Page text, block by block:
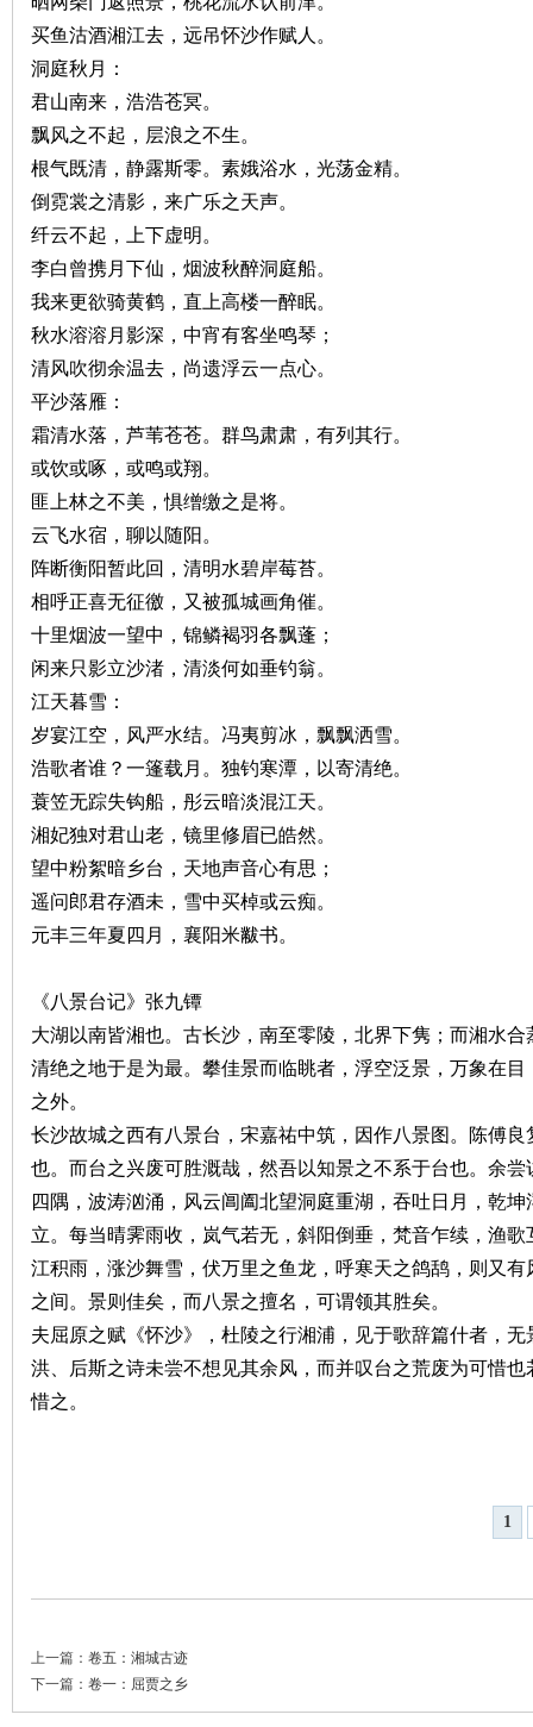
买鱼沽酒湘江去，远吊怀沙作赋人。
洞庭秋月：
君山南来，浩浩苍冥。
飘风之不起，层浪之不生。
根气既清，静露斯零。素娥浴水，光荡金精。
倒霓裳之清影，来广乐之天声。
纤云不起，上下虚明。
李白曾携月下仙，烟波秋醉洞庭船。
我来更欲骑黄鹤，直上高楼一醉眠。
秋水溶溶月影深，中宵有客坐鸣琴；
清风吹彻余温去，尚遗浮云一点心。
平沙落雁：
霜清水落，芦苇苍苍。群鸟肃肃，有列其行。
或饮或啄，或鸣或翔。
匪上林之不美，惧缯缴之是将。
云飞水宿，聊以随阳。
阵断衡阳暂此回，清明水碧岸莓苔。
相呼正喜无征徼，又被孤城画角催。
十里烟波一望中，锦鳞褐羽各飘蓬；
闲来只影立沙渚，清淡何如垂钓翁。
江天暮雪：
岁宴江空，风严水结。冯夷剪冰，飘飘洒雪。
浩歌者谁？一篷载月。独钓寒潭，以寄清绝。
蓑笠无踪失钩船，彤云暗淡混江天。
湘妃独对君山老，镜里修眉已皓然。
望中粉絮暗乡台，天地声音心有思；
遥问郎君存酒未，雪中买棹或云痴。
元丰三年夏四月，襄阳米黻书。
《八景台记》张九镡
大湖以南皆湘也。古长沙，南至零陵，北界下隽；而湘水
清绝之地于是为最。攀佳景而临眺者，浮空泛景，万象在
之外。
长沙故城之西有八景台，宋嘉祐中筑，因作八景图。陈傅
也。而台之兴废可胜溉哉，然吾以知景之不系于台也。余
四隅，波涛汹涌，风云阊阖北望洞庭重湖，吞吐日月，乾
立。每当晴霁雨收，岚气若无，斜阳倒垂，梵音乍续，渔
江积雨，涨沙舞雪，伏万里之鱼龙，呼寒天之鸽鸹，则又
之间。景则佳矣，而八景之擅名，可谓领其胜矣。
夫屈原之赋《怀沙》，杜陵之行湘浦，见于歌辞篇什者，
洪、后斯之诗未尝不想见其余风，而并叹台之荒废为可惜
惜之。
1
上一篇： 卷五：湘城古迹
下一篇： 卷一：屈贾之乡